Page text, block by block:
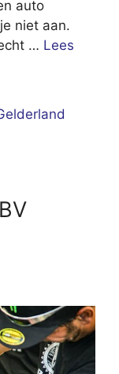
auto
niet aan.
… Lees